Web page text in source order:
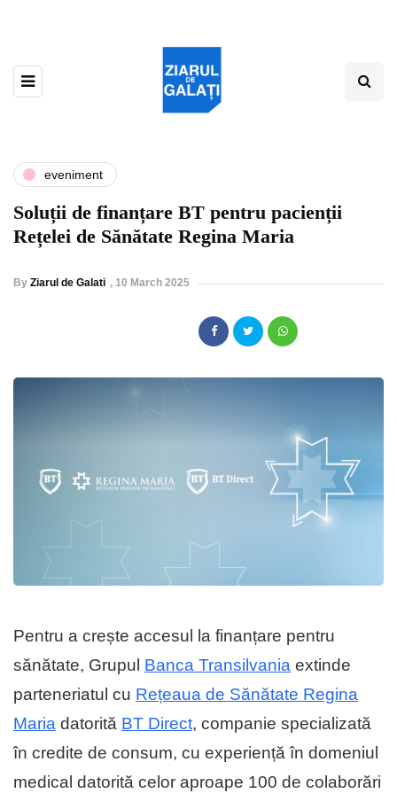
eveniment
Soluții de finanțare BT pentru pacienții
Rețelei de Sănătate Regina Maria
By Ziarul de Galati , 10 March 2025
Pentru a crește accesul la finanțare pentru
sănătate, Grupul Banca Transilvania extinde
parteneriatul cu Rețeaua de Sănătate Regina
Maria datorită BT Direct, companie specializată
în credite de consum, cu experiență în domeniul
medical datorită celor aproape 100 de colaborări